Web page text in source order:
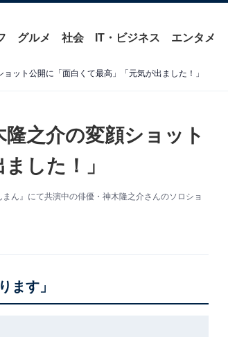
グルメ 社会 IT・ビジネス エンタメ
ット公開に「面白くて最高」「元気が出ました！」
之介の変顔ショット
した！」
ん』にて共演中の俳優・神木隆之介さんのソロショ
ます」